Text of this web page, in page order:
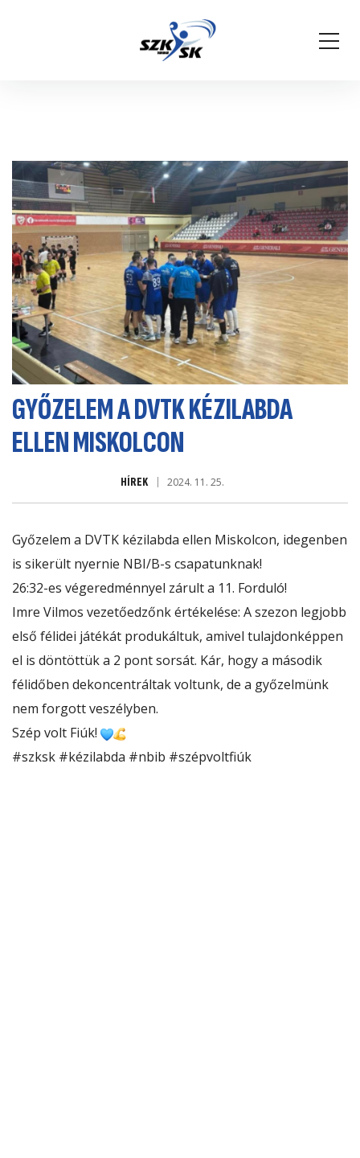
GYŐZELEM A DVTK KÉZILABDA
ELLEN MISKOLCON
HÍREK 2024. 11. 25.
Győzelem a DVTK kézilabda ellen Miskolcon, idegenben
is sikerült nyernie NBI/B-s csapatunknak!
26:32-es végeredménnyel zárult a 11. Forduló!
Imre Vilmos vezetőedzőnk értékelése: A szezon legjobb
első félidei játékát produkáltuk, amivel tulajdonképpen
el is döntöttük a 2 pont sorsát. Kár, hogy a második
félidőben dekoncentráltak voltunk, de a győzelmünk
nem forgott veszélyben.
Szép volt Fiúk!
#szksk #kézilabda #nbib #szépvoltfiúk